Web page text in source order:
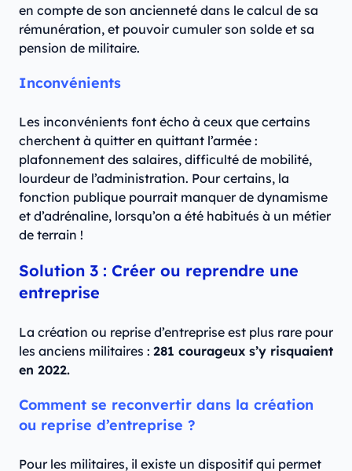
en compte de son ancienneté dans le calcul de sa
rémunération, et pouvoir cumuler son solde et sa
pension de militaire.
Inconvénients
Les inconvénients font écho à ceux que certains
cherchent à quitter en quittant l’armée :
plafonnement des salaires, difficulté de mobilité,
lourdeur de l’administration. Pour certains, la
fonction publique pourrait manquer de dynamisme
et d’adrénaline, lorsqu’on a été habitués à un métier
de terrain !
Solution 3 : Créer ou reprendre une
entreprise
La création ou reprise d’entreprise est plus rare pour
les anciens militaires : 281 courageux s’y risquaient
en 2022.
Comment se reconvertir dans la création
ou reprise d’entreprise ?
Pour les militaires, il existe un dispositif qui permet